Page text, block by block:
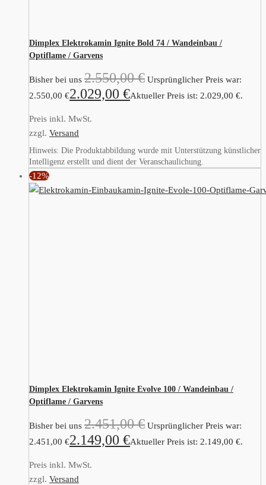
Dimplex Elektrokamin Ignite Bold 74 / Wandeinbau /
Optiflame / Garvens
Bisher bei uns 2.550,00€ Ursprünglicher Preis war:
2.550,00 €2.029,00 €Aktueller Preis ist: 2.029,00 €.
Preis inkl. MwSt.
zzgl. Versand
Hinweis: Die Produktabbildung wurde mit Unterstützung künstlicher
Intelligenz erstellt und dient der Veranschaulichung.
-12%
Dimplex Elektrokamin Ignite Evolve 100 / Wandeinbau /
Optiflame / Garvens
Bisher bei uns 2.451,00€ Ursprünglicher Preis war:
2.451,00 €2.149,00 €Aktueller Preis ist: 2.149,00 €.
Preis inkl. MwSt.
zzgl. Versand